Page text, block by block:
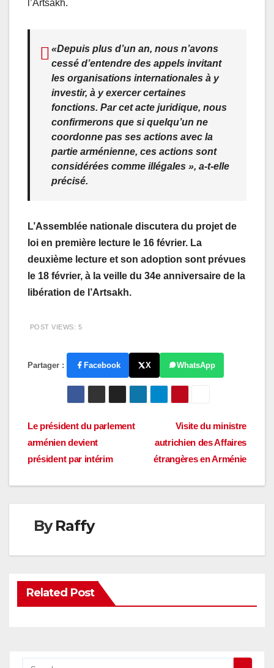
l’Artsakh.
«Depuis plus d’un an, nous n’avons
cessé d’entendre des appels invitant
les organisations internationales à y
investir, à y exercer certaines
fonctions. Par cet acte juridique, nous
confirmerons que si quelqu’un ne
coordonne pas ses actions avec la
partie arménienne, ces actions sont
considérées comme illégales », a-t-elle
précisé.
L’Assemblée nationale discutera du projet de
loi en première lecture le 16 février. La
deuxième lecture et son adoption sont prévues
le 18 février, à la veille du 34e anniversaire de la
libération de l’Artsakh.
POST VIEWS: 5
Partager : Facebook X WhatsApp
Navigation
de
l’article
Visite du ministre
autrichien des Affaires
étrangères en Arménie
Le président du parlement
arménien devient
président par intérim
ByRaffy
Related Post